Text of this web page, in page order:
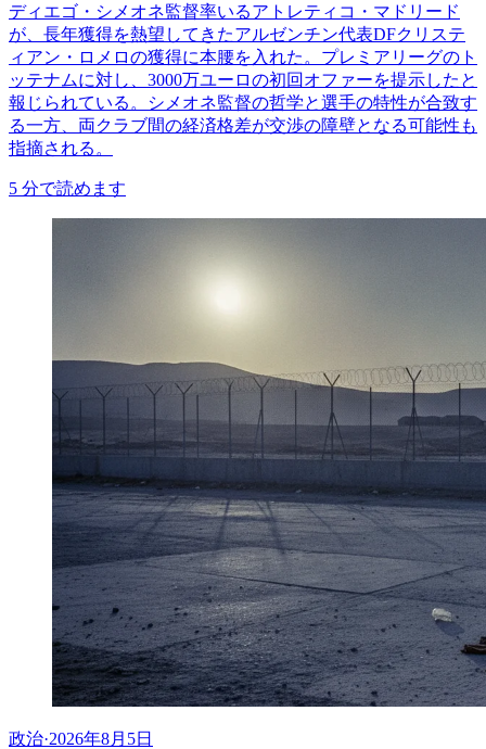
ディエゴ・シメオネ監督率いるアトレティコ・マドリード
が、長年獲得を熱望してきたアルゼンチン代表DFクリステ
ィアン・ロメロの獲得に本腰を入れた。プレミアリーグのト
ッテナムに対し、3000万ユーロの初回オファーを提示したと
報じられている。シメオネ監督の哲学と選手の特性が合致す
る一方、両クラブ間の経済格差が交渉の障壁となる可能性も
指摘される。
5 分で読めます
政治·2026年8月5日